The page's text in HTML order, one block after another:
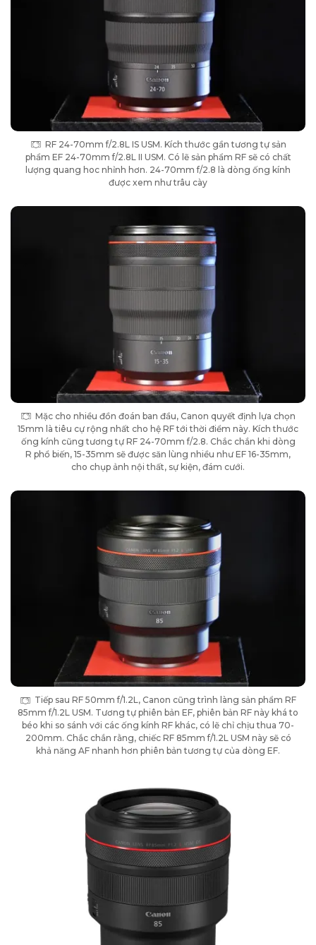
RF 24-70mm f/2.8L IS USM. Kích thước gần tương tự sản
phẩm EF 24-70mm f/2.8L II USM. Có lẽ sản phẩm RF sẽ có chất
lượng quang hoc nhỉnh hơn. 24-70mm f/2.8 là dòng ống kính
được xem như trâu cày
Mặc cho nhiều đồn đoán ban đầu, Canon quyết định lựa chọn
15mm là tiêu cự rộng nhất cho hệ RF tới thời điểm này. Kích thước
ống kính cũng tương tự RF 24-70mm f/2.8. Chắc chắn khi dòng
R phổ biến, 15-35mm sẽ được săn lùng nhiều như EF 16-35mm,
cho chụp ảnh nội thất, sự kiện, đám cưới.
Tiếp sau RF 50mm f/1.2L, Canon cũng trình làng sản phẩm RF
85mm f/1.2L USM. Tương tự phiên bản EF, phiên bản RF này khá to
béo khi so sánh với các ống kính RF khác, có lẽ chỉ chịu thua 70-
200mm. Chắc chắn rằng, chiếc RF 85mm f/1.2L USM này sẽ có
khả năng AF nhanh hơn phiên bản tương tự của dòng EF.